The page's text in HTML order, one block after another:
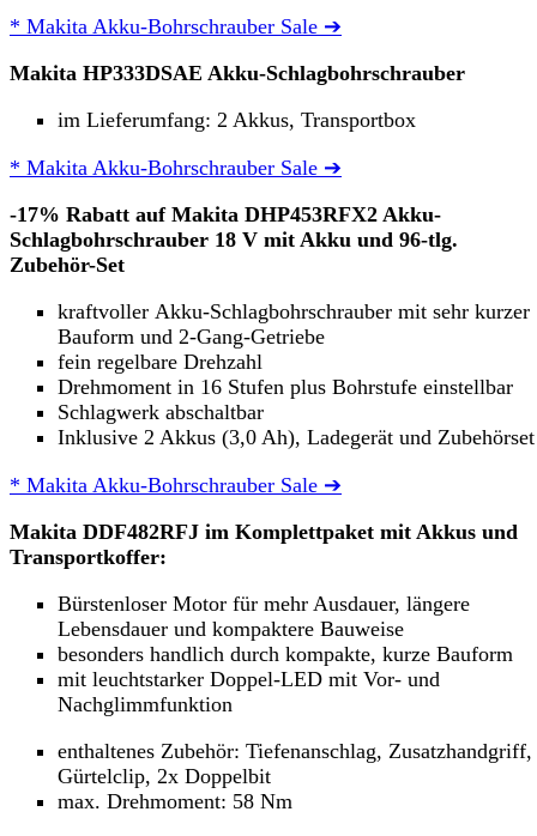
* Makita Akku-Bohrschrauber Sale ➔
Makita HP333DSAE Akku-Schlagbohrschrauber
im Lieferumfang: 2 Akkus, Transportbox
* Makita Akku-Bohrschrauber Sale ➔
-17% Rabatt auf Makita DHP453RFX2 Akku-
Schlagbohrschrauber 18 V mit Akku und 96-tlg.
Zubehör-Set
kraftvoller Akku-Schlagbohrschrauber mit sehr kurzer
Bauform und 2-Gang-Getriebe
fein regelbare Drehzahl
Drehmoment in 16 Stufen plus Bohrstufe einstellbar
Schlagwerk abschaltbar
Inklusive 2 Akkus (3,0 Ah), Ladegerät und Zubehörset
* Makita Akku-Bohrschrauber Sale ➔
Makita DDF482RFJ im Komplettpaket mit Akkus und
Transportkoffer:
Bürstenloser Motor für mehr Ausdauer, längere
Lebensdauer und kompaktere Bauweise
besonders handlich durch kompakte, kurze Bauform
mit leuchtstarker Doppel-LED mit Vor- und
Nachglimmfunktion
enthaltenes Zubehör: Tiefenanschlag, Zusatzhandgriff,
Gürtelclip, 2x Doppelbit
max. Drehmoment‎: 58 Nm